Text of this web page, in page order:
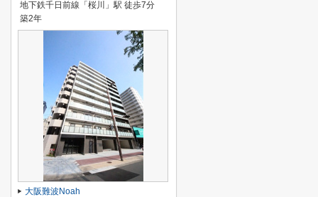
地下鉄千日前線「桜川」駅 徒歩7分
築2年
大阪難波Noah